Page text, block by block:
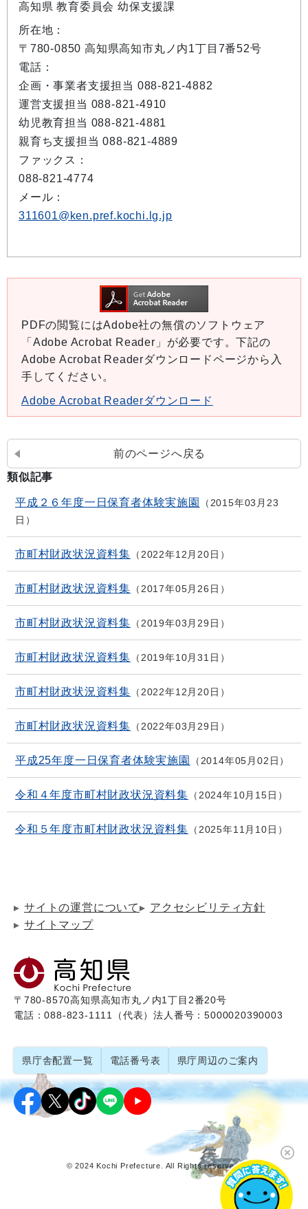
高知県 教育委員会 幼保支援課
所在地：
〒780-0850 高知県高知市丸ノ内1丁目7番52号
電話：
企画・事業者支援担当 088-821-4882
運営支援担当 088-821-4910
幼児教育担当 088-821-4881
親育ち支援担当 088-821-4889
ファックス：
088-821-4774
メール：
311601@ken.pref.kochi.lg.jp
PDFの閲覧にはAdobe社の無償のソフトウェア
「Adobe Acrobat Reader」が必要です。下記の
Adobe Acrobat Readerダウンロードページから入
手してください。
Adobe Acrobat Readerダウンロード
前のページへ戻る
類似記事
平成２６年度一日保育者体験実施園
2015年03月23
日
市町村財政状況資料集 2022年12月20日
市町村財政状況資料集 2017年05月26日
市町村財政状況資料集 2019年03月29日
市町村財政状況資料集 2019年10月31日
市町村財政状況資料集 2022年12月20日
市町村財政状況資料集 2022年03月29日
平成25年度一日保育者体験実施園 2014年05月02日
令和４年度市町村財政状況資料集 2024年10月15日
令和５年度市町村財政状況資料集 2025年11月10日
サイトの運営について
アクセシビリティ方針
サイトマップ
〒780-8570高知県高知市丸ノ内1丁目2番20号
電話：088-823-1111（代表）法人番号：5000020390003
県庁舎配置一覧 電話番号表 県庁周辺のご案内
© 2024 Kochi Prefecture. All Rights reserved.